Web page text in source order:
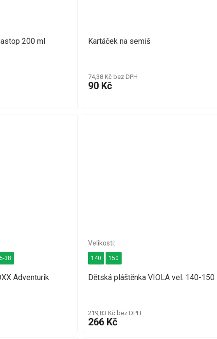
200 ml Kartáček na semiš
74,38 Kč bez DPH
90 Kč
Adventurik
38
Dětská pláštěnka VIOLA vel. 140-150
219,83 Kč bez DPH
266 Kč
140 150